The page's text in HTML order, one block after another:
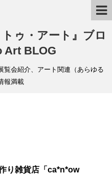
ゥ・アート』ブロ
Art BLOG
覧会紹介、アート関連（あらゆる
報満載
り雑貨店「ca*n*ow